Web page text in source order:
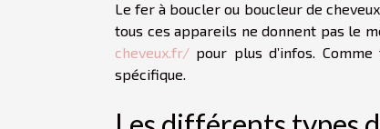
Le fer à boucler ou boucleur de
tous ces appareils ne donnent pas le
cheveux.fr/ pour plus d’infos.
spécifique.